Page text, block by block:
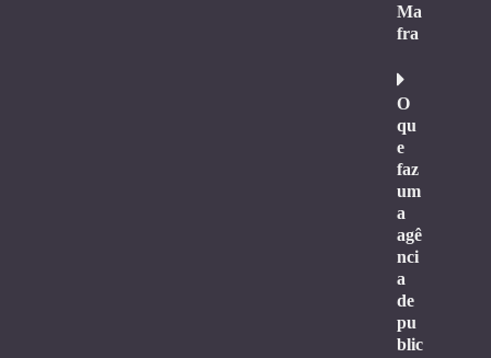
Ma
fra
O
qu
e
faz
um
a
agê
nci
a
de
pu
blic